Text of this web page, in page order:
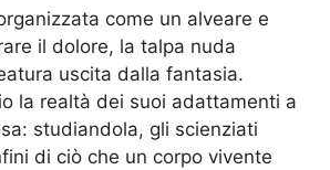
come un alveare e
il dolore, la talpa nuda
uscita dalla fantasia.
la realtà dei suoi adattamenti a
studiandola, gli scienziati
di ciò che un corpo vivente